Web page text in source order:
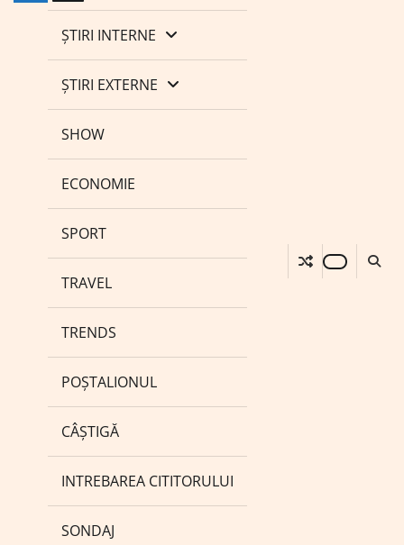
ȘTIRI INTERNE
ȘTIRI EXTERNE
SHOW
ECONOMIE
SPORT
TRAVEL
TRENDS
POȘTALIONUL
CÂȘTIGĂ
INTREBAREA CITITORULUI
SONDAJ